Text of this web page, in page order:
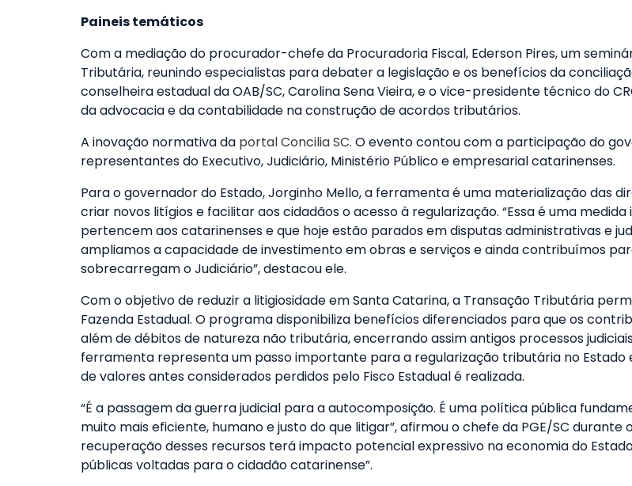
Paineis temáticos
Com a mediação do procurador-chefe da Procuradoria Fiscal, Ederson Pires, um
Tributária, reunindo especialistas para debater a legislação e os benefícios da
conselheira estadual da OAB/SC, Carolina Sena Vieira, e o vice-presidente técnico do
da advocacia e da contabilidade na construção de acordos tributários.
A inovação normativa da portal Concilia SC. O evento contou com a participação do
representantes do Executivo, Judiciário, Ministério Público e empresarial catarinenses.
Para o governador do Estado, Jorginho Mello, a ferramenta é uma materialização das
criar novos litígios e facilitar aos cidadãos o acesso à regularização. “Essa é uma
pertencem aos catarinenses e que hoje estão parados em disputas administrativas e
ampliamos a capacidade de investimento em obras e serviços e ainda contribuímos
sobrecarregam o Judiciário”, destacou ele.
Com o objetivo de reduzir a litigiosidade em Santa Catarina, a Transação Tributária
Fazenda Estadual. O programa disponibiliza benefícios diferenciados para que os
além de débitos de natureza não tributária, encerrando assim antigos processos
ferramenta representa um passo importante para a regularização tributária no Estado
de valores antes considerados perdidos pelo Fisco Estadual é realizada.
“É a passagem da guerra judicial para a autocomposição. É uma política pública
muito mais eficiente, humano e justo do que litigar”, afirmou o chefe da PGE/SC
recuperação desses recursos terá impacto potencial expressivo na economia do
públicas voltadas para o cidadão catarinense”.